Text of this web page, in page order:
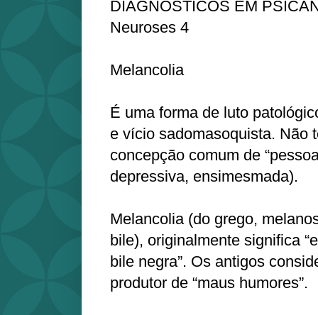
DIAGNÓSTICOS EM
Neuroses 4
Melancolia
É uma forma de luto
e vício sadomasoquista. Não
concepção comum de
depressiva, ensimesmada).
Melancolia (do grego,
bile), originalmente significa
bile negra”. Os antigos
produtor de “maus humores”.